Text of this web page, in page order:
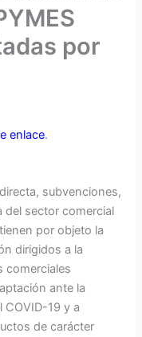
por
enlace.
subvenciones,
del sector comercial
por objeto la
dirigidos a la
comerciales
ante la
COVID-19 y a
de carácter